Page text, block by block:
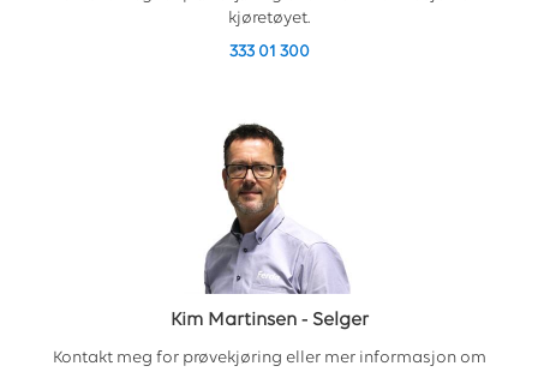
kjøretøyet.
333 01 300
Kim Martinsen- Selger
Kontakt meg for prøvekjøring eller mer informasjon om